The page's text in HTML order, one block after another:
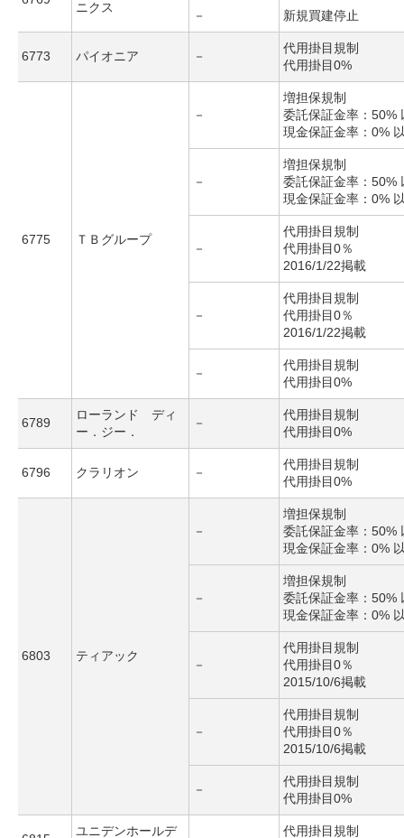
ニクス
－ 新規買建停止
6773 パイオニア －
代用掛目規制
代用掛目0%
6775 ＴＢグループ
－
増担保規制
委託保証金率：50%
現金保証金率：0%
－
増担保規制
委託保証金率：50%
現金保証金率：0%
－
代用掛目規制
代用掛目0％
2016/1/22掲載
－
代用掛目規制
代用掛目0％
2016/1/22掲載
－
代用掛目規制
代用掛目0%
6789
ローランド ディ
ー．ジー．
－
代用掛目規制
代用掛目0%
6796 クラリオン －
代用掛目規制
代用掛目0%
6803 ティアック
－
増担保規制
委託保証金率：50%
現金保証金率：0%
－
増担保規制
委託保証金率：50%
現金保証金率：0%
－
代用掛目規制
代用掛目0％
2015/10/6掲載
－
代用掛目規制
代用掛目0％
2015/10/6掲載
－
代用掛目規制
代用掛目0%
ユニデンホールデ
代用掛目規制